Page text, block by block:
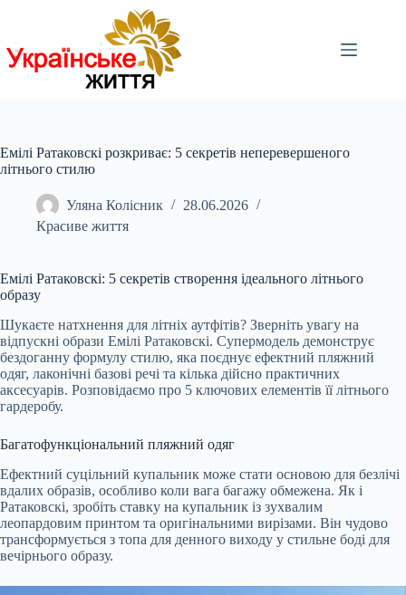
Емілі Ратаковскі розкриває: 5 секретів неперевершеного
літнього стилю
Уляна Колісник
28.06.2026
Красиве життя
Емілі Ратаковскі: 5 секретів створення ідеального літнього
образу
Шукаєте натхнення для літніх аутфітів? Зверніть увагу на
відпускні образи Емілі Ратаковскі. Супермодель демонструє
бездоганну формулу стилю, яка поєднує ефектний пляжний
одяг, лаконічні базові речі та кілька дійсно практичних
аксесуарів. Розповідаємо про 5 ключових елементів її літнього
гардеробу.
Багатофункціональний пляжний одяг
Ефектний суцільний купальник може стати основою для безлічі
вдалих образів, особливо коли вага багажу обмежена. Як і
Ратаковскі, зробіть ставку на купальник із зухвалим
леопардовим принтом та оригінальними вирізами. Він чудово
трансформується з топа для денного виходу у стильне боді для
вечірнього образу.